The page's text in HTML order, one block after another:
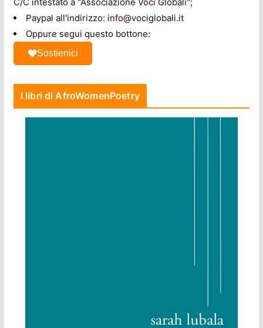
Paypal all'indirizzo: info@vociglobali.it
Oppure segui questo bottone:
Sostienici
I libri di AfroWomenPoetry